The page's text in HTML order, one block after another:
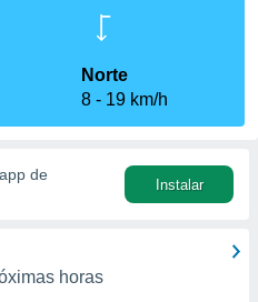
Norte
8
19 km/h
de
Instalar
horas